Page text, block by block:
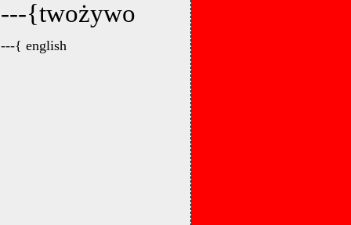
---{twożywo
---{ english